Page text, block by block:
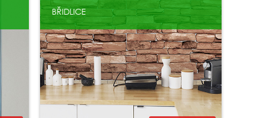
BŘIDLICE